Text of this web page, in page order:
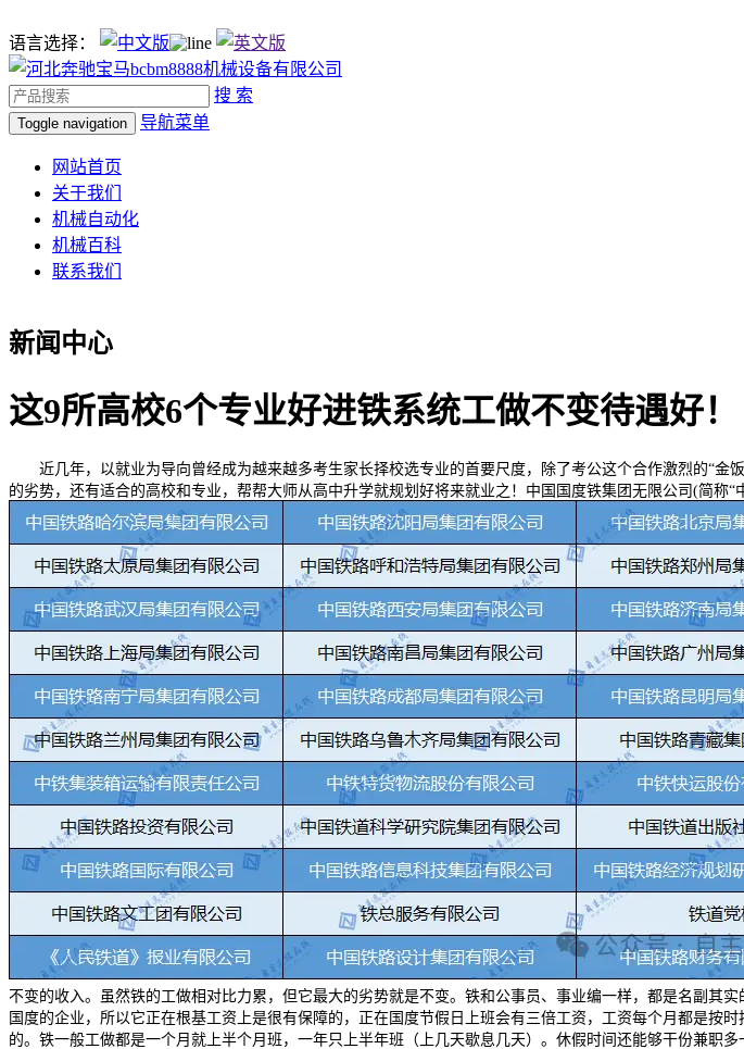
语言选择：
搜 索
Toggle navigation 导航菜单
网站首页
关于我们
机械自动化
机械百科
联系我们
新闻中心
这9所高校6个专业好进铁系统工做不变待遇好！
近几年，以就业为导向曾经成为越来越多考生家长择校选专业的首要尺度，除了考公这个合作激烈的“金
的劣势，还有适合的高校和专业，帮帮大师从高中升学就规划好将来就业之！中国国度铁集团无限公司(简称
不变的收入。虽然铁的工做相对比力累，但它最大的劣势就是不变。铁和公事员、事业编一样，都是名副其
国度的企业，所以它正在根基工资上是很有保障的，正在国度节假日上班会有三倍工资，工资每个月都是
的。铁一般工做都是一个月就上半个月班，一年只上半年班（上几天歇息几天）。休假时间还能够干份兼职